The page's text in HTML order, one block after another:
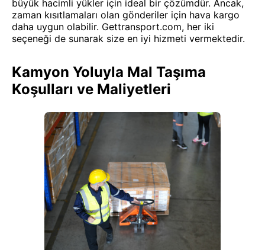
büyük hacimli yükler için ideal bir çözümdür. Ancak,
zaman kısıtlamaları olan gönderiler için hava kargo
daha uygun olabilir. Gettransport.com, her iki
seçeneği de sunarak size en iyi hizmeti vermektedir.
Kamyon Yoluyla Mal Taşıma
Koşulları ve Maliyetleri